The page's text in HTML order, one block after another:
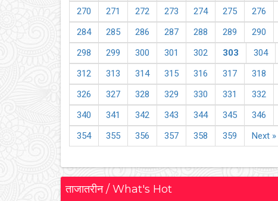
270
271 272 273 274 275 276
284
285 286 287 288 289 290
298
299 300 301 302 303 304
312
313 314 315 316 317 318
326
327 328 329 330 331 332
340
341 342 343 344 345 346
354
355 356 357 358 359 Next »
ताजातरीन / What's Hot